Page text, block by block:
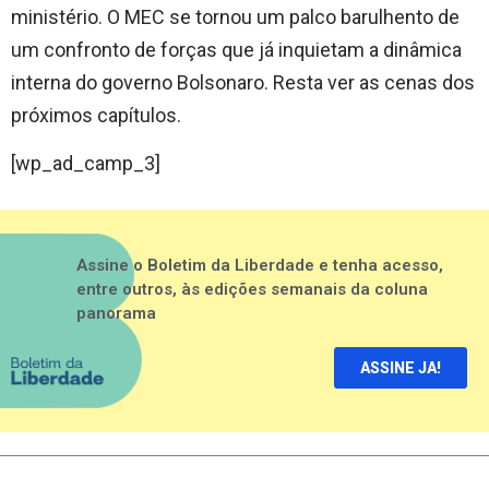
ministério. O MEC se tornou um palco barulhento de
um confronto de forças que já inquietam a dinâmica
interna do governo Bolsonaro. Resta ver as cenas dos
próximos capítulos.
[wp_ad_camp_3]
Assine o Boletim da Liberdade e tenha acesso,
entre outros, às edições semanais da coluna
panorama
ASSINE JA!